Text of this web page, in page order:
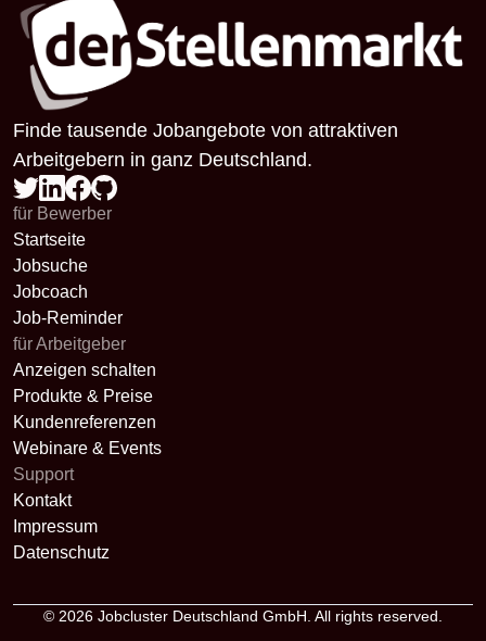
Finde tausende Jobangebote von attraktiven
Arbeitgebern in ganz Deutschland.
für Bewerber
Startseite
Jobsuche
Jobcoach
Job-Reminder
für Arbeitgeber
Anzeigen schalten
Produkte & Preise
Kundenreferenzen
Webinare & Events
Support
Kontakt
Impressum
Datenschutz
© 2026 Jobcluster Deutschland GmbH. All rights reserved.